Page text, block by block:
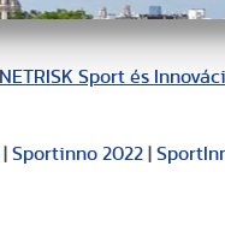
NETRISK Sport és
Sportinno 2022